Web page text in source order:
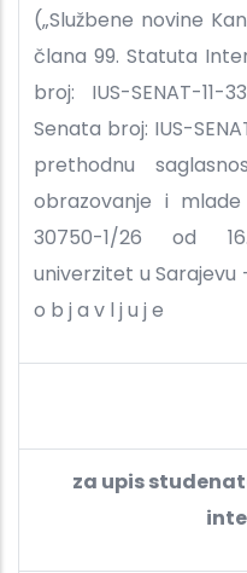
(„Službene novine
člana 99. Statuta
broj: IUS-SENAT-
Senata broj: IUS-
prethodnu
obrazovanje i
30750-1/26 od
univerzitet u
o b j a v l j u j e
za upis